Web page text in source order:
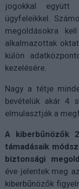
jogokkal
ügyfeleikkel.
megoldásokra
alkalmazottak
külön
kezelésére.
Nagy a tétje
bevételük akár 4
elmulasztják a
A kiberbűnözők
támadásaik
biztonsági
éve jelentek meg
kiberbűnözők